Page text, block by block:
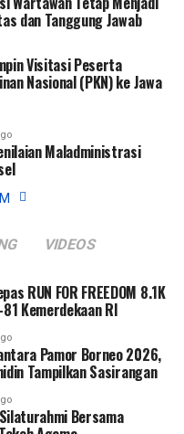
ini juga menjadi
memperkuat
awareness di tingkat
kolaborasi strategis
komitmennya
yang kompetitif,
ekonomi
X 0
dan Tanggung Jawab
Visitasi Peserta
Nasional (PKN) ke Jawa
Maladministrasi
VIDEOS
RUN FOR FREEDOM 8.1K
Kemerdekaan RI
Pamor Borneo 2026,
Tampilkan Sasirangan
Bersama